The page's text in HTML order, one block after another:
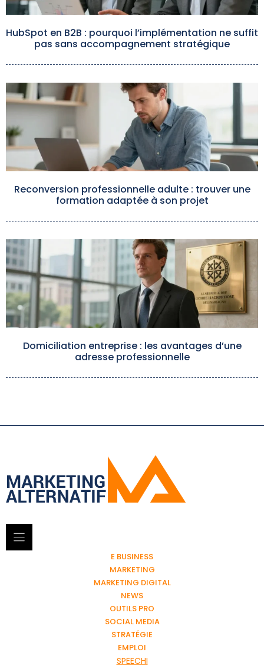
HubSpot en B2B : pourquoi l’implémentation ne suffit
pas sans accompagnement stratégique
Reconversion professionnelle adulte : trouver une
formation adaptée à son projet
Domiciliation entreprise : les avantages d’une
adresse professionnelle
E BUSINESS
MARKETING
MARKETING DIGITAL
NEWS
OUTILS PRO
SOCIAL MEDIA
STRATÉGIE
EMPLOI
SPEECHI